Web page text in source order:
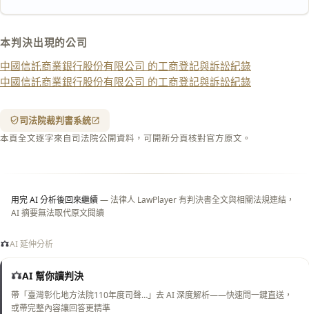
本判決出現的公司
中國信託商業銀行股份有限公司 的工商登記與訴訟紀錄
中國信託商業銀行股份有限公司 的工商登記與訴訟紀錄
司法院裁判書系統
本頁全文逐字來自司法院公開資料，可開新分頁核對官方原文。
用完 AI 分析後回來繼續— 法律人 LawPlayer 有判決書全文與相關法規連結，
AI 摘要無法取代原文閱讀
AI 延伸分析
AI 幫你讀判決
帶「臺灣彰化地方法院110年度司聲…」去 AI 深度解析——快速問一鍵直送，
或帶完整內容讓回答更精準
匯出 PDF
精美列印